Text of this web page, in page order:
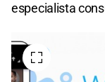
especialista